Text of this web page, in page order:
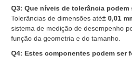
Q3: Que níveis de tolerância
Tolerâncias de dimensões até± 0,01
sistema de medição de desempenho
função da geometria e do tamanho.
Q4: Estes componentes podem ser